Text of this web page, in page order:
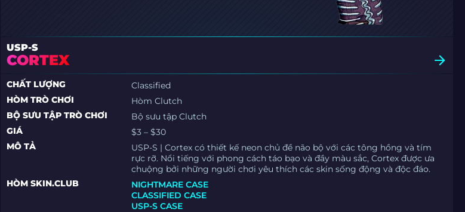
USP-S
CORTEX
CHẤT LƯỢNG
Classified
HÒM TRÒ CHƠI
Hòm Clutch
BỘ SƯU TẬP TRÒ CHƠI
Bộ sưu tập Clutch
GIÁ
$3 – $30
MÔ TẢ
USP-S | Cortex có thiết kế neon chủ đề não bộ với các tông hồng và tím
rực rỡ. Nổi tiếng với phong cách táo bạo và đầy màu sắc, Cortex được ưa
chuộng bởi những người chơi yêu thích các skin sống động và độc đáo.
HÒM SKIN.CLUB
NIGHTMARE CASE
CLASSIFIED CASE
USP-S CASE